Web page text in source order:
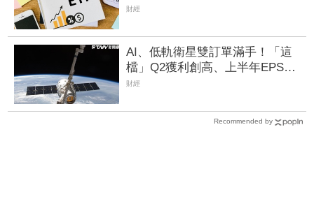
張 00923豪配3.05元同被抽回2
財經
AI、低軌衛星雙訂單滿手！「這
檔」Q2獲利創高、上半年EPS衝
2.5元 全年營運看旺
財經
Recommended by